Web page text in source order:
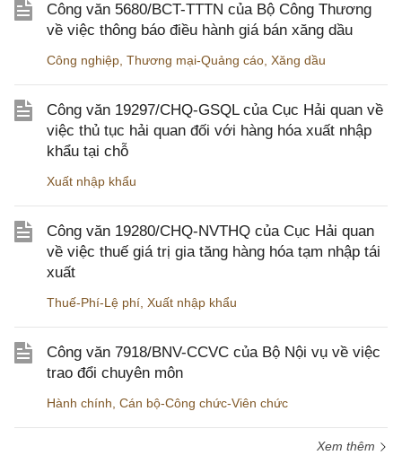
Công văn 5680/BCT-TTTN của Bộ Công Thương
về việc thông báo điều hành giá bán xăng dầu
Công nghiệp Thương mại-Quảng cáo Xăng dầu
Công văn 19297/CHQ-GSQL của Cục Hải quan về
việc thủ tục hải quan đối với hàng hóa xuất nhập
khẩu tại chỗ
Xuất nhập khẩu
Công văn 19280/CHQ-NVTHQ của Cục Hải quan
về việc thuế giá trị gia tăng hàng hóa tạm nhập tái
xuất
Thuế-Phí-Lệ phí Xuất nhập khẩu
Công văn 7918/BNV-CCVC của Bộ Nội vụ về việc
trao đổi chuyên môn
Hành chính Cán bộ-Công chức-Viên chức
Xem thêm